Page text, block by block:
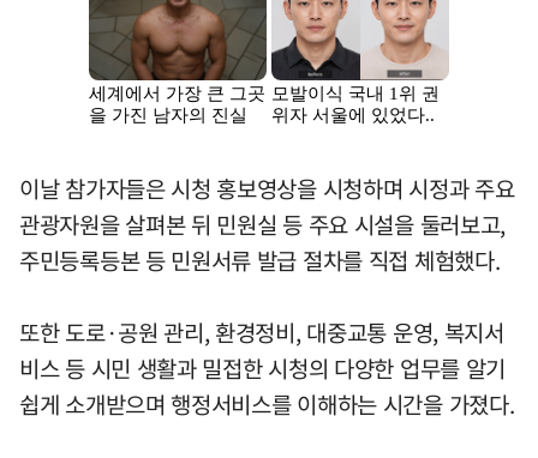
이날 참가자들은 시청 홍보영상을 시청하며 시정과 주요
관광자원을 살펴본 뒤 민원실 등 주요 시설을 둘러보고,
주민등록등본 등 민원서류 발급 절차를 직접 체험했다.
또한 도로·공원 관리, 환경정비, 대중교통 운영, 복지서
비스 등 시민 생활과 밀접한 시청의 다양한 업무를 알기
쉽게 소개받으며 행정서비스를 이해하는 시간을 가졌다.